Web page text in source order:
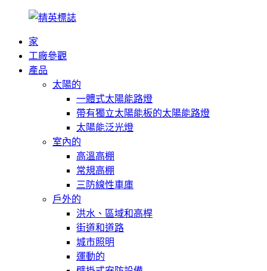
家
工廠參觀
產品
太陽的
一體式太陽能路燈
帶有獨立太陽能板的太陽能路燈
太陽能泛光燈
室內的
高溫高棚
常規高棚
三防線性車庫
戶外的
洪水、區域和高桿
街道和道路
城市照明
運動的